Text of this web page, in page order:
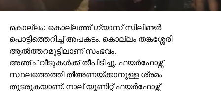
കൊല്ലം: കൊല്ലത്ത് ഗ്യാസ് സിലിണ്ടര്‍
പൊട്ടിത്തെറിച്ച് അപകടം. കൊല്ലം തങ്കശ്ശേരി
ആല്‍ത്തറമൂട്ടിലാണ് സംഭവം.
അഞ്ച് വീടുകള്‍ക്ക് തീപിടിച്ചു. ഫയര്‍ഫോഴ്സ്
സ്ഥലത്തെത്തി തീഅണയ്ക്കാനുള്ള ശ്രമം
തുടരുകയാണ്. നാല് യൂണിറ്റ് ഫയര്‍ഫോഴ്സ്